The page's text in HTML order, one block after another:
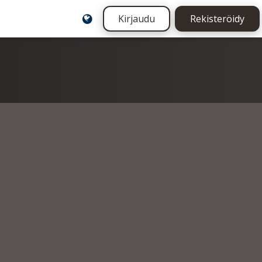
Kirjaudu Rekisteröidy